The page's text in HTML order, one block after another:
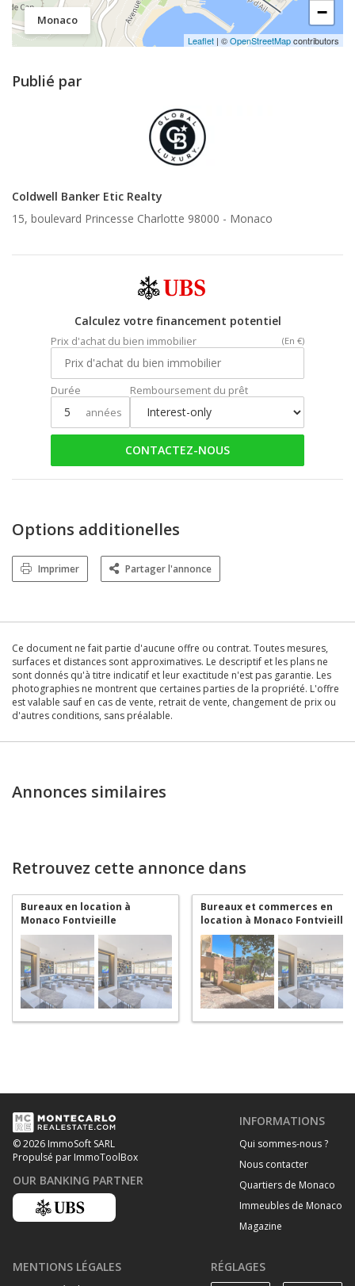
Monaco
−
Leaflet | ©OpenStreetMapcontributors
Publié par
Coldwell Banker Etic Realty
15, boulevard Princesse Charlotte 98000 - Monaco
Calculez votre financement potentiel
Prix d'achat du bien immobilier (En €)
Durée
années
Remboursement du prêt
CONTACTEZ-NOUS
Options additionelles
Imprimer Partager l'annonce
Ce document ne fait partie d'aucune offre ou contrat. Toutes mesures,
surfaces et distances sont approximatives. Le descriptif et les plans ne
sont donnés qu'à titre indicatif et leur exactitude n'est pas garantie. Les
photographies ne montrent que certaines parties de la propriété. L'offre
est valable sauf en cas de vente, retrait de vente, changement de prix ou
d'autres conditions, sans préalable.
Annonces similaires
Retrouvez cette annonce dans
Bureaux en location à
Monaco Fontvieille
Bureaux et commerces en
location à Monaco Fontvieille
© 2026 ImmoSoft SARL
Propulsé par ImmoToolBox
OUR BANKING PARTNER
INFORMATIONS
Qui sommes-nous ?
Nous contacter
Quartiers de Monaco
Immeubles de Monaco
Magazine
MENTIONS LÉGALES RÉGLAGES